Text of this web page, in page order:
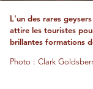
L'un des rares
attire les touristes
brillantes formations
Photo : Clark